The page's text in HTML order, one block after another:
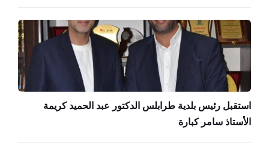
استقبل رئيس بلدية طرابلس الدكتور عبد الحميد كريمة
الأستاذ سامر كبارة